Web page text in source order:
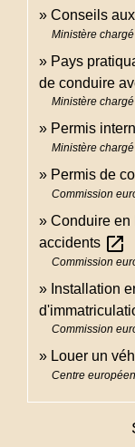
Conseils
Ministère
Pays
de conduire
Ministère
Permis
Ministère
Permis de
Commission
Conduire en
accidents open_in_new
Commission
Installation
Commission
Louer un
Centre